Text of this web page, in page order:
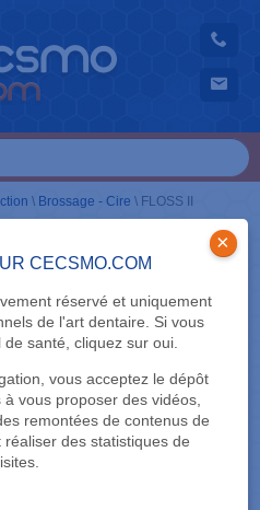
CECSMO.COM
réservé et uniquement
de l'art dentaire. Si vous
santé, cliquez sur oui.
vous acceptez le dépôt
vous proposer des vidéos,
remontées de contenus de
des statistiques de
×
\ Brossage - Cire \ FLOSS II